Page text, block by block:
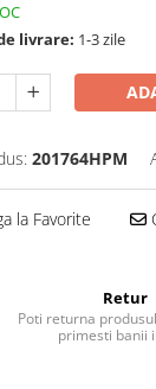
livrare: 1-3 zile
201764HPM
la Favorite
Retur
Poti returna
primesti banii